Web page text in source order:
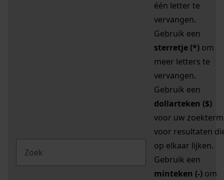
één letter te
vervangen.
Gebruik een
sterretje (*) om
meer letters te
vervangen.
Gebruik een
dollarteken ($)
voor uw zoekterm
voor resultaten
op elkaar lijken.
Gebruik een
minteken (-) om